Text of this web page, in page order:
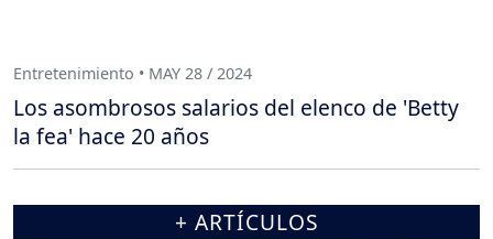
Entretenimiento • MAY 28 / 2024
Los asombrosos salarios del elenco de 'Betty
la fea' hace 20 años
+ ARTÍCULOS